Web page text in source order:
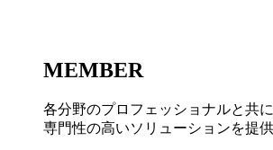
MEMBER
各分野のプロフェッショナルと共に
専門性の高いソリューションを提供